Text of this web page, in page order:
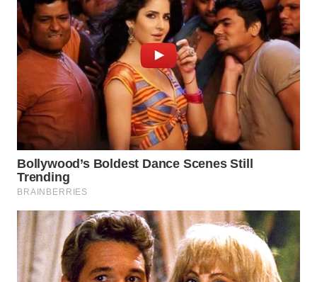
WN
INDRAMAYU
WN
KUNINGAN
WN
MAJALENGKA
WN
SUBANG
WN
SUKABUMI
WN